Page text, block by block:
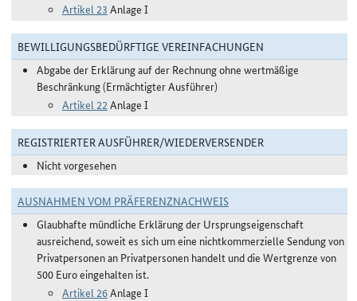
Artikel 23 Anlage I
BEWILLIGUNGSBEDÜRFTIGE VEREINFACHUNGEN
Abgabe der Erklärung auf der Rechnung ohne wertmäßige
Beschränkung (Ermächtigter Ausführer)
Artikel 22 Anlage I
REGISTRIERTER AUSFÜHRER/WIEDERVERSENDER
Nicht vorgesehen
AUSNAHMEN VOM PRÄFERENZNACHWEIS
Glaubhafte mündliche Erklärung der Ursprungseigenschaft
ausreichend, soweit es sich um eine nichtkommerzielle Sendung von
Privatpersonen an Privatpersonen handelt und die Wertgrenze von
500 Euro eingehalten ist.
Artikel 26Anlage I